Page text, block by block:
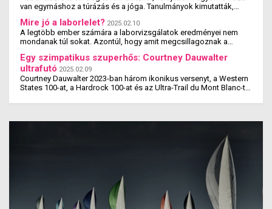
van egymáshoz a túrázás és a jóga. Tanulmányok kimutatták,
Mire jó a laborlelet? 2025.02.10
A legtöbb ember számára a laborvizsgálatok eredményei nem
mondanak túl sokat. Azontúl, hogy amit megcsillagoznak a
Egy szimpatikus szuperhős: Courtney Dauwalter
ultrafutó 2025.02.09
Courtney Dauwalter 2023-ban három ikonikus versenyt, a Western
States 100-at, a Hardrock 100-at és az Ultra-Trail du Mont Blanc-t